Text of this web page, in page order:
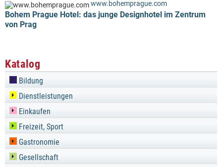
www.bohemprague.com
Bohem Prague Hotel: das junge Designhotel im Zentrum
von Prag
Katalog
Bildung
Dienstleistungen
Einkaufen
Freizeit, Sport
Gastronomie
Gesellschaft